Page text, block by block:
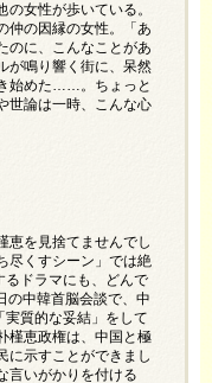
女性が歩いている。
仲の因縁の女性。「あ
のに、こんなことがあ
鳴り響く街に、呆然
始めた……。ちょっと
世論は一時、こんな心
を見捨てませんでし
尽くすシーン」では絶
るドラマにも、どんで
の中韓首脳会談で、中
実質的な妥結」をして
槿恵政権は、中国と極
に示すことができまし
言いがかりを付ける